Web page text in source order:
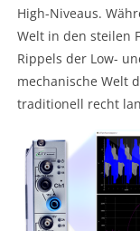
High-Niveaus.
Welt in den steilen
Rippels der Low-
mechanische Welt
traditionell recht